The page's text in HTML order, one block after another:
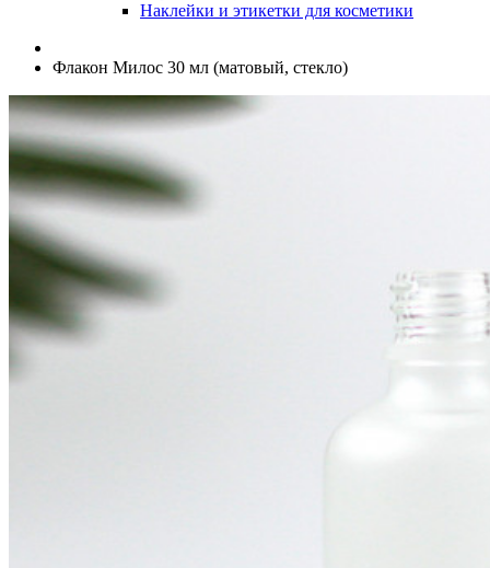
Наклейки и этикетки для косметики
Флакон Милос 30 мл (матовый, стекло)